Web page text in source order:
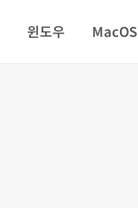
윈도우 MacOS